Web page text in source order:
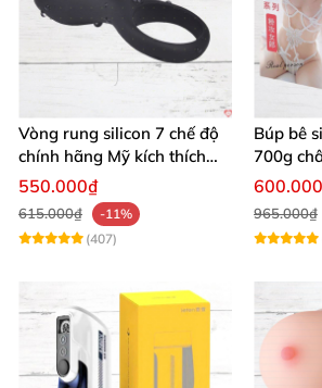
Vòng rung silicon 7 chế độ
chính hãng Mỹ kích thích
cực đỉnh
550.000₫
615.000₫
-11%
(407)
Búp bê
700g
965.000₫